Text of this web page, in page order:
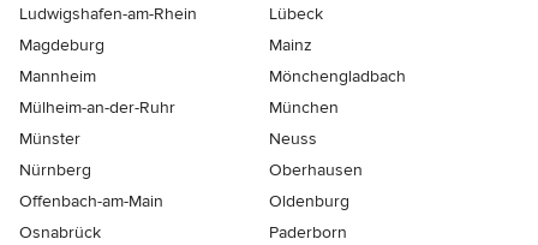
Ludwigshafen-am-Rhein
Lübeck
Magdeburg
Mainz
Mannheim
Mönchen­gladbach
Mülheim-an-der-Ruhr
München
Münster
Neuss
Nürnberg
Oberhausen
Offenbach-am-Main
Oldenburg
Osnabrück
Paderborn